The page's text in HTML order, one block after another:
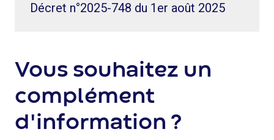
Décret n°2025-748 du 1er août 2025
Vous souhaitez un
complément
d'information ?